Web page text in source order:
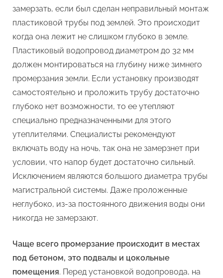
замерзать, если был сделан неправильный монтаж
пластиковой трубы под землей. Это происходит
когда она лежит не слишком глубоко в земле.
Пластиковый водопровод диаметром до 32 мм
должен монтироваться на глубину ниже зимнего
промерзания земли. Если установку производят
самостоятельно и проложить трубу достаточно
глубоко нет возможности, то ее утепляют
специально предназначенными для этого
утеплителями. Специалисты рекомендуют
включать воду на ночь, так она не замерзнет при
условии, что напор будет достаточно сильный.
Исключением являются большого диаметра трубы
магистральной системы. Даже проложенные
неглубоко, из-за постоянного движения воды они
никогда не замерзают.
Чаще всего промерзание происходит в местах
под бетоном, это подвалы и цокольные
помещения. Перед установкой водопровода, на